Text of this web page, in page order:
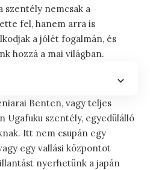
szentély nemcsak a
fel, hanem arra is
a jólét fogalmán, és
hozzá a mai világban.
Benten, vagy teljes
Ugafuku szentély, egyedülálló
Itt nem csupán egy
egy vallási központot
nyerhetünk a japán